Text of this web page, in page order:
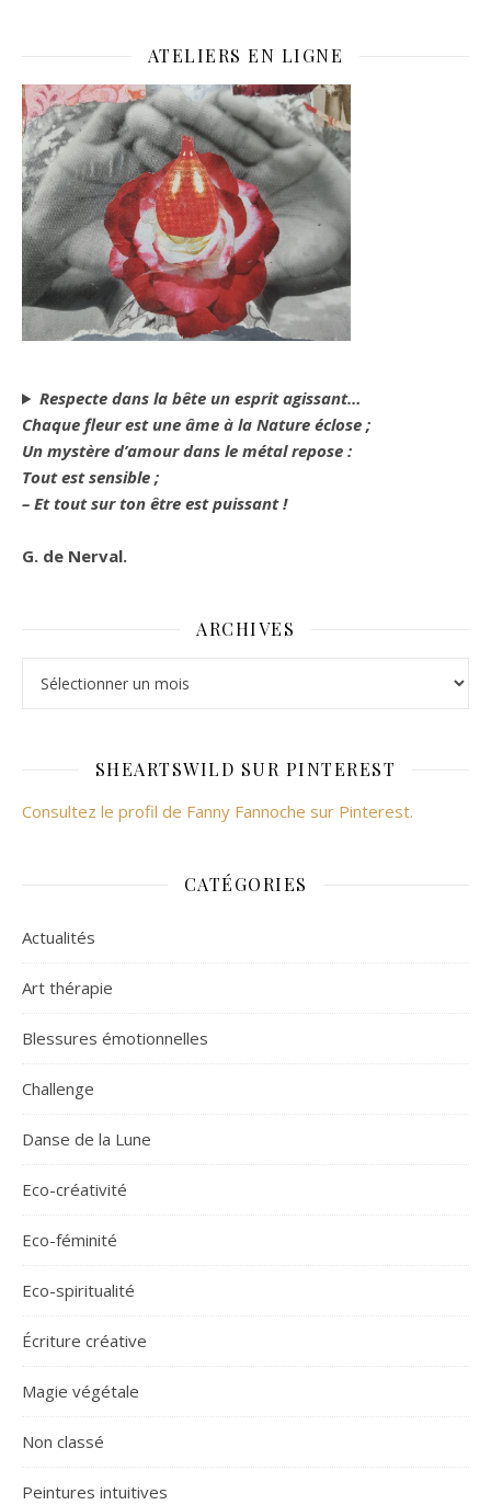
ATELIERS EN LIGNE
Respecte dans la bête un esprit agissant…
Chaque fleur est une âme à la Nature éclose ;
Un mystère d’amour dans le métal repose :
Tout est sensible ;
– Et tout sur ton être est puissant !
G. de Nerval.
ARCHIVES
SHEARTSWILD SUR PINTEREST
Consultez le profil de Fanny Fannoche sur Pinterest.
CATÉGORIES
Actualités
Art thérapie
Blessures émotionnelles
Challenge
Danse de la Lune
Eco-créativité
Eco-féminité
Eco-spiritualité
Écriture créative
Magie végétale
Non classé
Peintures intuitives